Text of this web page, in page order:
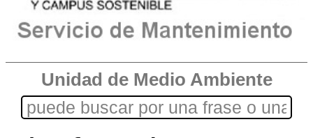
Unidad de Medio Ambiente